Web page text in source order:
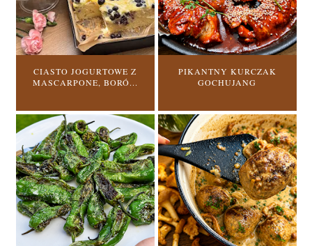
CIASTO JOGURTOWE Z
MASCARPONE, BORÓ...
PIKANTNY KURCZAK
GOCHUJANG